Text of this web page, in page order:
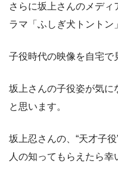
さらに坂上さんのメデ
ラマ「ふしぎ犬トントン
子役時代の映像を自宅で
坂上さんの子役姿が気に
と思います。
坂上忍さんの、“天才子
人の知ってもらえたら幸